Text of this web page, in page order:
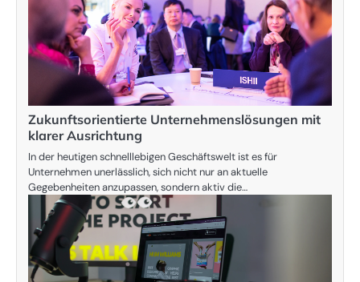
Zukunftsorientierte Unternehmenslösungen mit
klarer Ausrichtung
In der heutigen schnelllebigen Geschäftswelt ist es für
Unternehmen unerlässlich, sich nicht nur an aktuelle
Gegebenheiten anzupassen, sondern aktiv die…